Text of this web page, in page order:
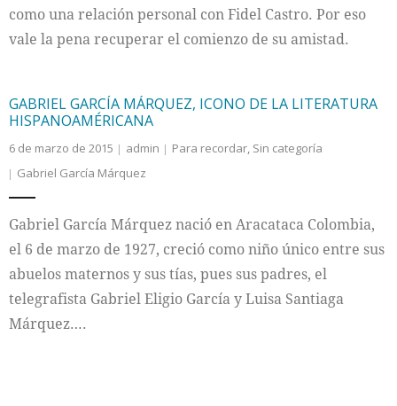
como una relación personal con Fidel Castro. Por eso
vale la pena recuperar el comienzo de su amistad.
GABRIEL GARCÍA MÁRQUEZ, ICONO DE LA LITERATURA
HISPANOAMÉRICANA
6 de marzo de 2015 admin Para recordar, Sin categoría
Gabriel García Márquez
Gabriel García Márquez nació en Aracataca Colombia,
el 6 de marzo de 1927, creció como niño único entre sus
abuelos maternos y sus tías, pues sus padres, el
telegrafista Gabriel Eligio García y Luisa Santiaga
Márquez….